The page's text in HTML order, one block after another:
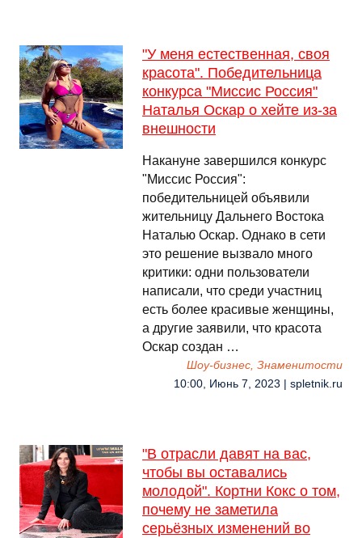
"У меня естественная, своя
красота". Победительница
конкурса "Миссис Россия"
Наталья Оскар о хейте из-за
внешности
Накануне завершился конкурс
"Миссис Россия":
победительницей объявили
жительницу Дальнего Востока
Наталью Оскар. Однако в сети
это решение вызвало много
критики: одни пользователи
написали, что среди участниц
есть более красивые женщины,
а другие заявили, что красота
Оскар создан …
Шоу-бизнес, Знаменитости
10:00, Июнь 7, 2023 | spletnik.ru
"В отрасли давят на вас,
чтобы вы оставались
молодой". Кортни Кокс о том,
почему не заметила
серьёзных изменений во